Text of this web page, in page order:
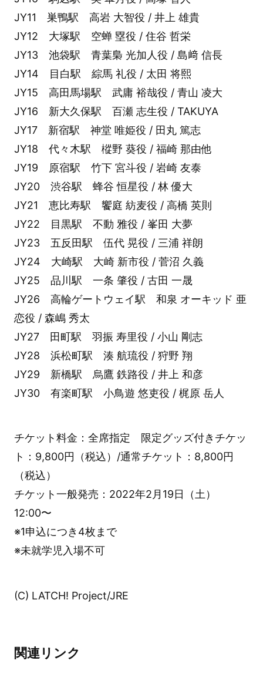
JY11 巣鴨駅 高岩 大智役 / 井上 雄貴
JY12 大塚駅 空蝉 塁役 / 住谷 哲栄
JY13 池袋駅 青葉梟 光加人役 / 島﨑 信⻑
JY14 目白駅 綜馬 礼役 / 太田 将熙
JY15 高田馬場駅 武庸 裕哉役 / 青山 凌大
JY16 新大久保駅 百瀬 志生役 / TAKUYA
JY17 新宿駅 神堂 唯姫役 / 田丸 篤志
JY18 代々木駅 樅野 葵役 / 福崎 那由他
JY19 原宿駅 竹下 宮斗役 / 岩崎 友泰
JY20 渋谷駅 蜂谷 恒星役 / 林 優大
JY21 恵比寿駅 饗庭 紡麦役 / 高橋 英則
JY22 目黒駅 不動 雅役 / 峯田 大夢
JY23 五反田駅 伍代 晃役 / 三浦 祥朗
JY24 大崎駅 大崎 新市役 / 菅沼 久義
JY25 品川駅 一条 肇役 / 古田 一晟
JY26 高輪ゲートウェイ駅 和泉 オーキッド 亜
恋役 / 森嶋 秀太
JY27 田町駅 羽振 寿里役 / 小山 剛志
JY28 浜松町駅 湊 航琉役 / 狩野 翔
JY29 新橋駅 烏鷹 鉄路役 / 井上 和彦
JY30 有楽町駅 小鳥遊 悠吏役 / 梶原 岳人
チケット料金：全席指定 限定グッズ付きチケッ
ト：9,800円（税込）/通常チケット：8,800円
（税込）
チケット一般発売：2022年2月19日（土）
12:00〜
※1申込につき4枚まで
※未就学児入場不可
(C) LATCH! Project/JRE
関連リンク